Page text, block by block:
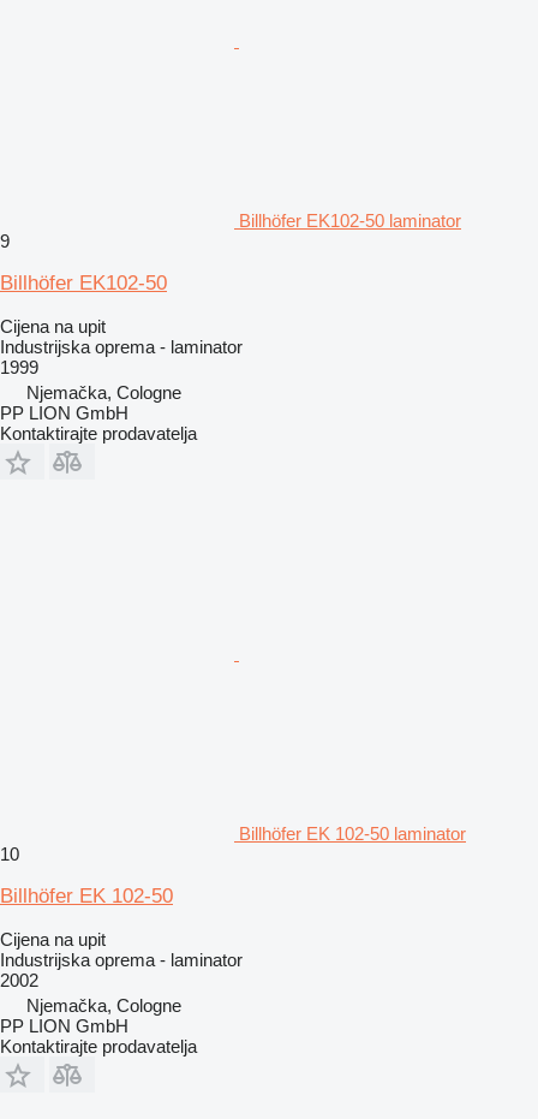
Billhöfer EK102-50 laminator
9
Billhöfer EK102-50
Cijena na upit
Industrijska oprema - laminator
1999
Njemačka, Cologne
PP LION GmbH
Kontaktirajte prodavatelja
Billhöfer EK 102-50 laminator
10
Billhöfer EK 102-50
Cijena na upit
Industrijska oprema - laminator
2002
Njemačka, Cologne
PP LION GmbH
Kontaktirajte prodavatelja